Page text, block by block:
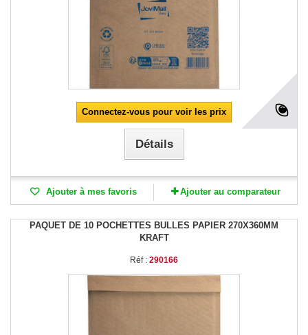
Connectez-vous pour voir les prix
Détails
Ajouter à mes favoris Ajouter au comparateur
PAQUET DE 10 POCHETTES BULLES PAPIER 270X360MM
KRAFT
Réf : 290166